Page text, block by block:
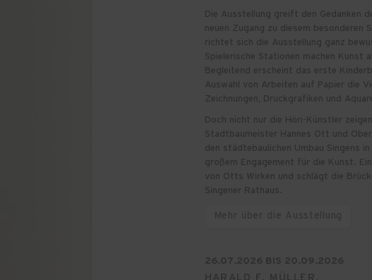
Die Ausstellung greift den Gedanken
neuen Zugang zu diesem besonderen
richtet sich die Ausstellung ganz
Spielerische Stationen machen Kunst
Begleitend erscheint das erste
Auswahl von Arbeiten auf Papier die
Zeichnungen, Druckgrafiken und
Doch nicht nur die Höri-Künstler
Stadtbaumeister Hannes Ott und
den städtebaulichen Umbau Singens
großem Engagement für die Kunst.
von Otts Wirken und schlägt die
Singener Rathaus.